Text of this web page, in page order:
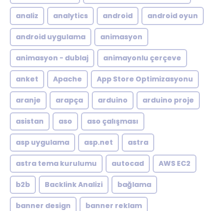
analiz analytics android android oyun
android uygulama animasyon
animasyon - dublaj animayonlu çerçeve
anket Apache App Store Optimizasyonu
aranje arapça arduino arduino proje
asistan aso aso çalışması
asp uygulama asp.net astra
astra tema kurulumu autocad AWS EC2
b2b Backlink Analizi bağlama
banner design banner reklam